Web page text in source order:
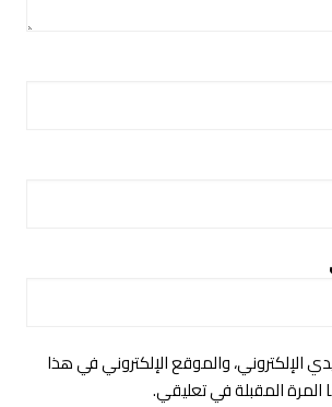
الإلكتروني، والموقع الإلكتروني في هذا
المرة المقبلة في تعليقي.